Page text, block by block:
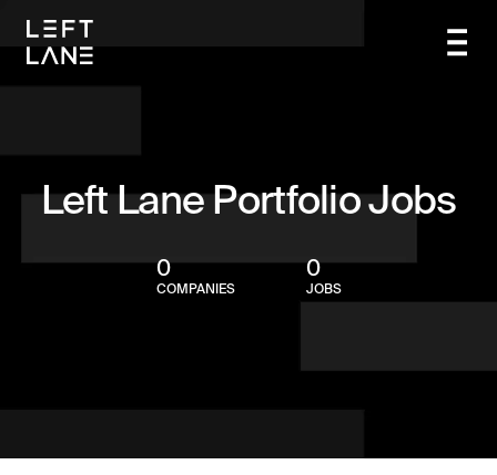
Left Lane Portfolio Jobs
0
COMPANIES
0
JOBS